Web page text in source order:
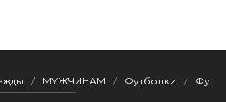
/ МУЖЧИНАМ / Футболки /